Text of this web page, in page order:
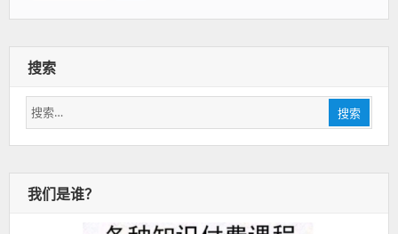
搜索
搜
索：
搜索
我们是谁？